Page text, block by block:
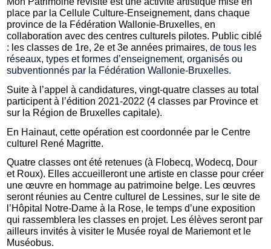
place par la Cellule Culture-Enseignement, dans chaque
province de la Fédération Wallonie-Bruxelles, en
collaboration avec des centres culturels pilotes. Public ciblé
: les classes de 1re, 2e et 3e années primaires, de tous les
réseaux, types et formes d’enseignement, organisés ou
subventionnés par la Fédération Wallonie-Bruxelles.
Suite à l’appel à candidatures, vingt-quatre classes au total
participent à l’édition 2021-2022 (4 classes par Province et
sur la Région de Bruxelles capitale).
En Hainaut, cette opération est coordonnée par le Centre
culturel René Magritte.
Quatre classes ont été retenues (à Flobecq, Wodecq, Dour
et Roux). Elles accueilleront une artiste en classe pour créer
une œuvre en hommage au patrimoine belge. Les œuvres
seront réunies au Centre culturel de Lessines, sur le site de
l’Hôpital Notre-Dame à la Rose, le temps d’une exposition
qui rassemblera les classes en projet. Les élèves seront par
ailleurs invités à visiter le Musée royal de Mariemont et le
Muséobus.